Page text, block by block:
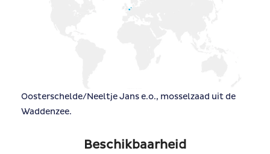
Oosterschelde/Neeltje Jans e.o., mosselzaad uit de
Waddenzee.
Beschikbaarheid